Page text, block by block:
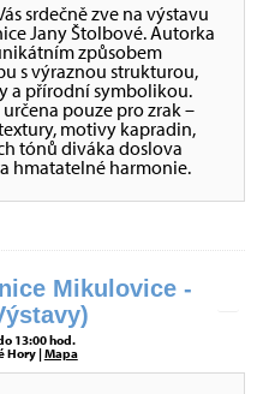
srdečně zve na výstavu
Jany Štolbové. Autorka
způsobem
s výraznou strukturou,
a přírodní symbolikou.
pouze pro zrak –
motivy kapradin,
tónů diváka doslova
hmatatelné harmonie.
Mikulovice -
13:00 hod.
Hory |Mapa